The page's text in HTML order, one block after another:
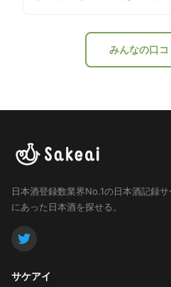
みんなの口
日本酒登録数業界No.1の日本酒記録サ
にあった日本酒を探せる。
サケアイ